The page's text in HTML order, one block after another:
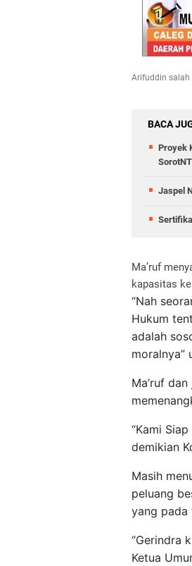
Arifuddin salah
BACA
Proyek
Jaspel
Ma’ruf
kapasitas
“Nah
Hukum
adalah
moralnya”
Ma’ruf
“Kami
demikian
Masih
peluang
yang pada
“Gerindra
Ketua